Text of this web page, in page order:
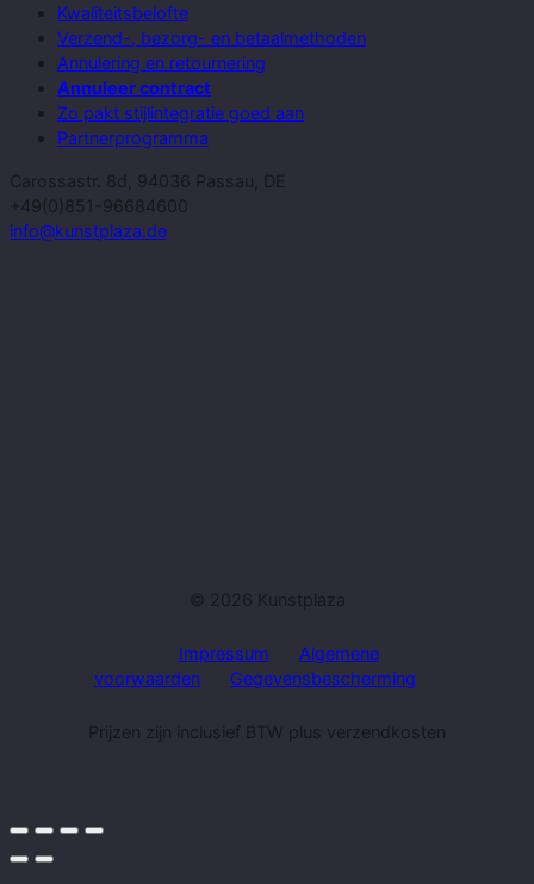
Kwaliteitsbelofte
Verzend-, bezorg- en betaalmethoden
Annulering en retournering
Annuleer contract
Zo pakt stijlintegratie goed aan
Partnerprogramma
Carossastr. 8d, 94036 Passau, DE
+49(0)851-96684600
info@kunstplaza.de
© 2026 Kunstplaza
Impressum
Algemene
voorwaarden
Gegevensbescherming
Prijzen zijn inclusief BTW plus verzendkosten